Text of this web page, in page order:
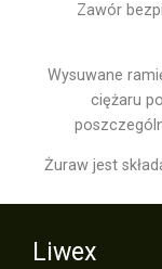
Zawór
Wysuwane
ciężaru
Żuraw jest
Liwex